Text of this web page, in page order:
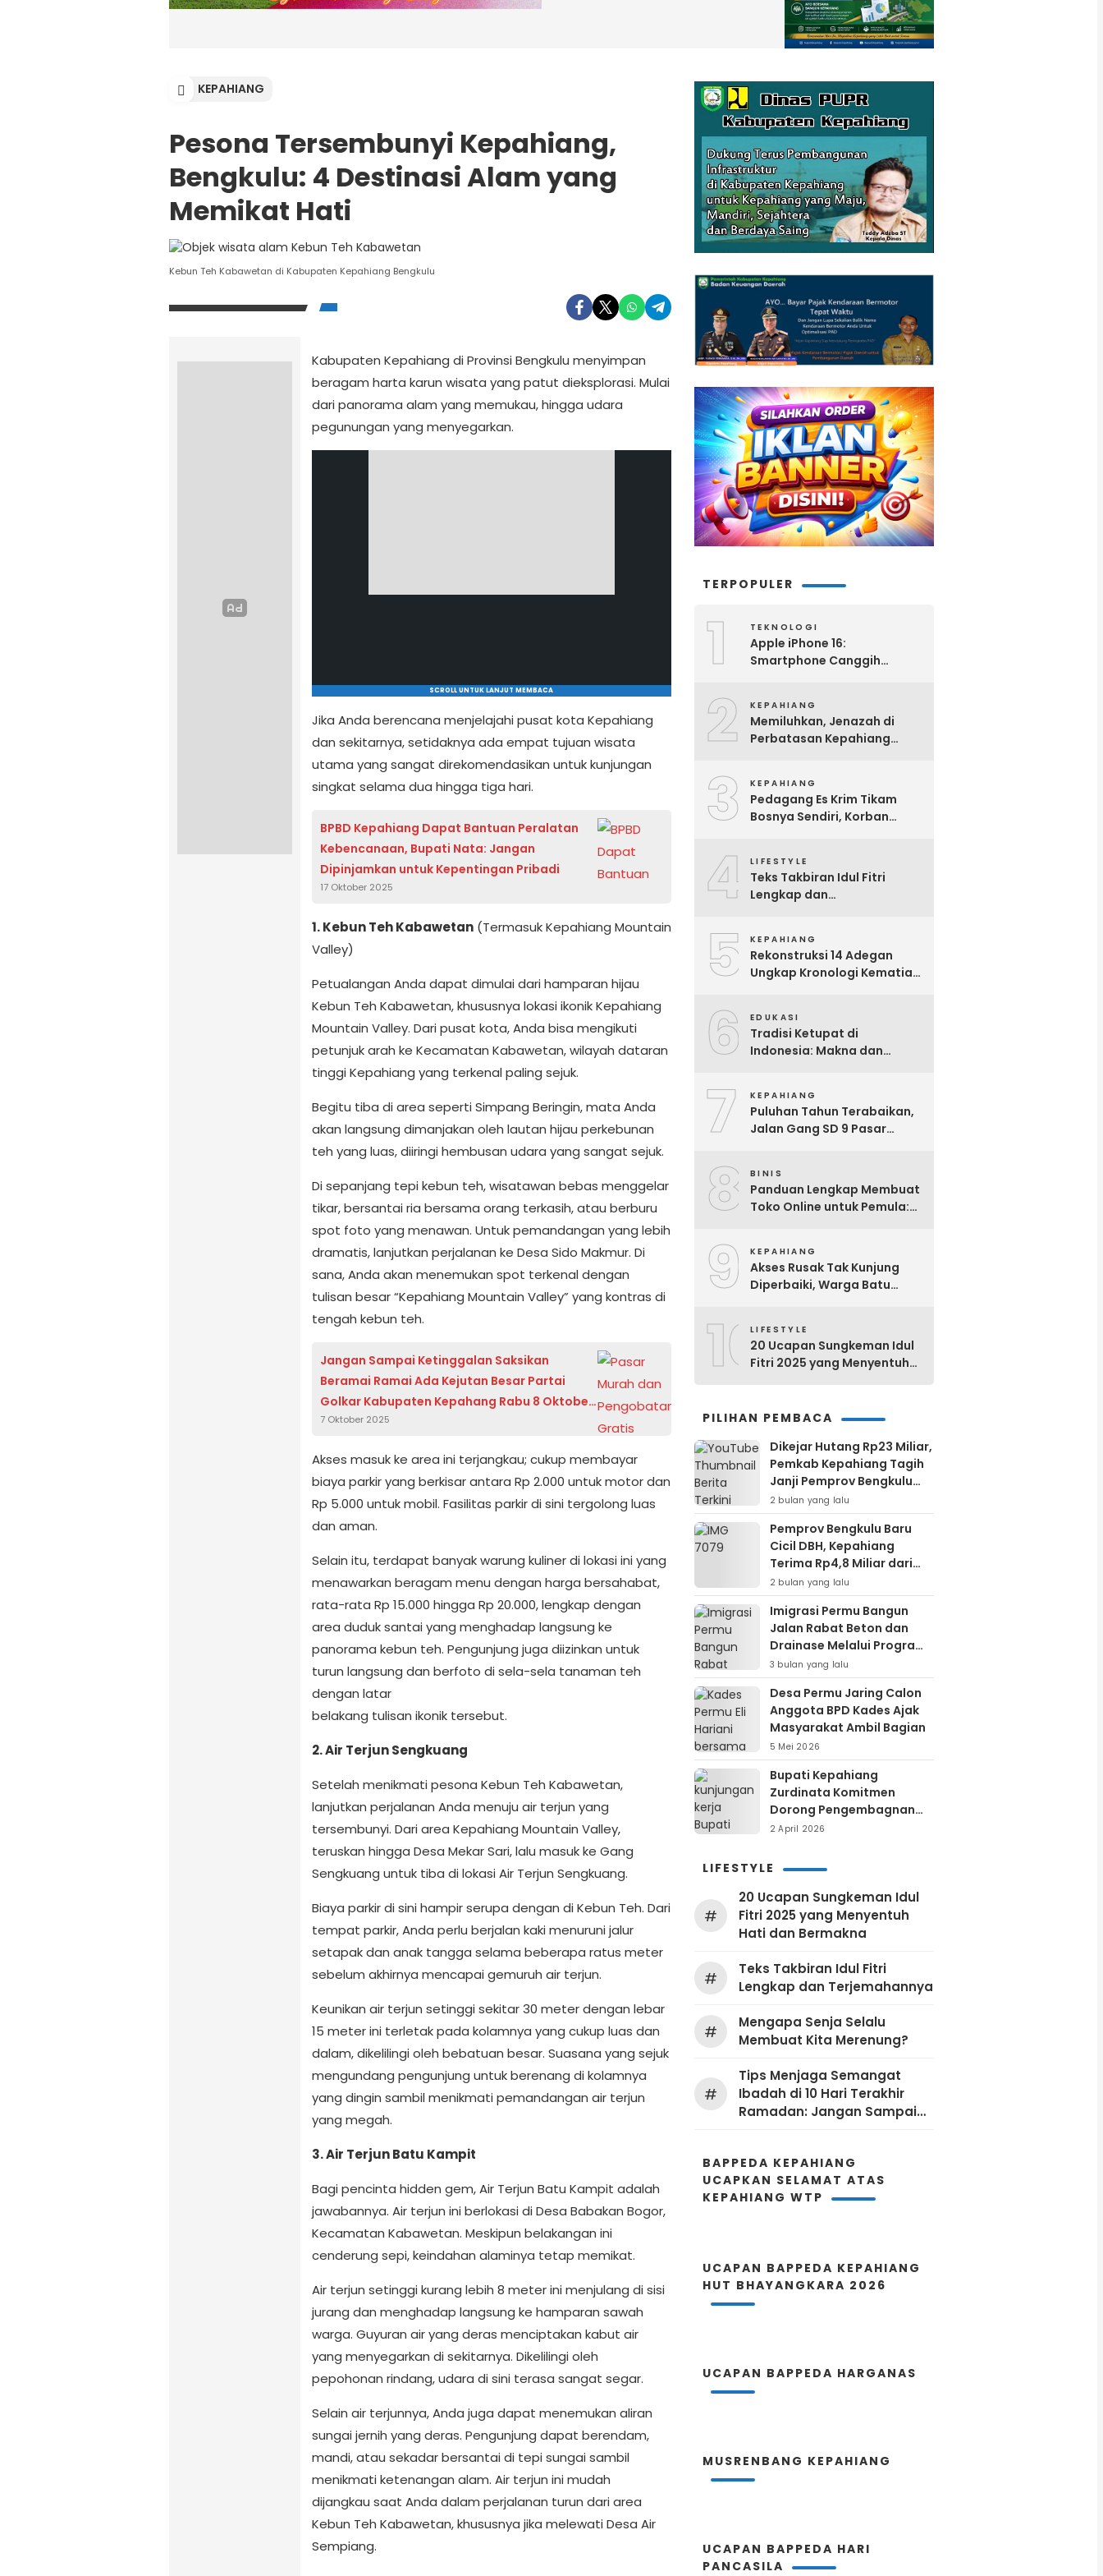
KEPAHIANG
Pesona Tersembunyi Kepahiang,
Bengkulu: 4 Destinasi Alam yang
Memikat Hati
Kebun Teh Kabawetan di Kabupaten Kepahiang Bengkulu
Kabupaten Kepahiang di Provinsi Bengkulu menyimpan
beragam harta karun wisata yang patut dieksplorasi. Mulai
dari panorama alam yang memukau, hingga udara
pegunungan yang menyegarkan.
SCROLL UNTUK LANJUT MEMBACA
Jika Anda berencana menjelajahi pusat kota Kepahiang
dan sekitarnya, setidaknya ada empat tujuan wisata
utama yang sangat direkomendasikan untuk kunjungan
singkat selama dua hingga tiga hari.
BPBD Kepahiang Dapat Bantuan Peralatan
Kebencanaan, Bupati Nata: Jangan
Dipinjamkan untuk Kepentingan Pribadi
17 Oktober 2025
1. Kebun Teh Kabawetan (Termasuk Kepahiang Mountain
Valley)
Petualangan Anda dapat dimulai dari hamparan hijau
Kebun Teh Kabawetan, khususnya lokasi ikonik Kepahiang
Mountain Valley. Dari pusat kota, Anda bisa mengikuti
petunjuk arah ke Kecamatan Kabawetan, wilayah dataran
tinggi Kepahiang yang terkenal paling sejuk.
Begitu tiba di area seperti Simpang Beringin, mata Anda
akan langsung dimanjakan oleh lautan hijau perkebunan
teh yang luas, diiringi hembusan udara yang sangat sejuk.
Di sepanjang tepi kebun teh, wisatawan bebas menggelar
tikar, bersantai ria bersama orang terkasih, atau berburu
spot foto yang menawan. Untuk pemandangan yang lebih
dramatis, lanjutkan perjalanan ke Desa Sido Makmur. Di
sana, Anda akan menemukan spot terkenal dengan
tulisan besar “Kepahiang Mountain Valley” yang kontras di
tengah kebun teh.
Jangan Sampai Ketinggalan Saksikan
Beramai Ramai Ada Kejutan Besar Partai
Golkar Kabupaten Kepahang Rabu 8 Oktober
2025
7 Oktober 2025
Akses masuk ke area ini terjangkau; cukup membayar
biaya parkir yang berkisar antara Rp 2.000 untuk motor dan
Rp 5.000 untuk mobil. Fasilitas parkir di sini tergolong luas
dan aman.
Selain itu, terdapat banyak warung kuliner di lokasi ini yang
menawarkan beragam menu dengan harga bersahabat,
rata-rata Rp 15.000 hingga Rp 20.000, lengkap dengan
area duduk santai yang menghadap langsung ke
panorama kebun teh. Pengunjung juga diizinkan untuk
turun langsung dan berfoto di sela-sela tanaman teh
dengan latar
belakang tulisan ikonik tersebut.
2. Air Terjun Sengkuang
Setelah menikmati pesona Kebun Teh Kabawetan,
lanjutkan perjalanan Anda menuju air terjun yang
tersembunyi. Dari area Kepahiang Mountain Valley,
teruskan hingga Desa Mekar Sari, lalu masuk ke Gang
Sengkuang untuk tiba di lokasi Air Terjun Sengkuang.
Biaya parkir di sini hampir serupa dengan di Kebun Teh. Dari
tempat parkir, Anda perlu berjalan kaki menuruni jalur
setapak dan anak tangga selama beberapa ratus meter
sebelum akhirnya mencapai gemuruh air terjun.
Keunikan air terjun setinggi sekitar 30 meter dengan lebar
15 meter ini terletak pada kolamnya yang cukup luas dan
dalam, dikelilingi oleh bebatuan besar. Suasana yang sejuk
mengundang pengunjung untuk berenang di kolamnya
yang dingin sambil menikmati pemandangan air terjun
yang megah.
3. Air Terjun Batu Kampit
Bagi pencinta hidden gem, Air Terjun Batu Kampit adalah
jawabannya. Air terjun ini berlokasi di Desa Babakan Bogor,
Kecamatan Kabawetan. Meskipun belakangan ini
cenderung sepi, keindahan alaminya tetap memikat.
Air terjun setinggi kurang lebih 8 meter ini menjulang di sisi
jurang dan menghadap langsung ke hamparan sawah
warga. Guyuran air yang deras menciptakan kabut air
yang menyegarkan di sekitarnya. Dikelilingi oleh
pepohonan rindang, udara di sini terasa sangat segar.
Selain air terjunnya, Anda juga dapat menemukan aliran
sungai jernih yang deras. Pengunjung dapat berendam,
mandi, atau sekadar bersantai di tepi sungai sambil
menikmati ketenangan alam. Air terjun ini mudah
dijangkau saat Anda dalam perjalanan turun dari area
Kebun Teh Kabawetan, khususnya jika melewati Desa Air
Sempiang.
TERPOPULER
1 TEKNOLOGI
Apple iPhone 16:
Smartphone Canggih
2 KEPAHIANG
Memiluhkan, Jenazah di
Perbatasan Kepahiang
3 KEPAHIANG
Pedagang Es Krim Tikam
Bosnya Sendiri, Korban
4 LIFESTYLE
Teks Takbiran Idul Fitri
Lengkap dan
5 KEPAHIANG
Rekonstruksi 14 Adegan
Ungkap Kronologi Kematian
6 EDUKASI
Tradisi Ketupat di
Indonesia: Makna dan
7 KEPAHIANG
Puluhan Tahun Terabaikan,
Jalan Gang SD 9 Pasar
8 BINIS
Panduan Lengkap Membuat
Toko Online untuk Pemula:
9 KEPAHIANG
Akses Rusak Tak Kunjung
Diperbaiki, Warga Batu
10LIFESTYLE
20 Ucapan Sungkeman Idul
Fitri 2025 yang Menyentuh
PILIHAN PEMBACA
Dikejar Hutang Rp23 Miliar,
Pemkab Kepahiang Tagih
Janji Pemprov Bengkulu
Cairkan DBH
2 bulan yang lalu
Pemprov Bengkulu Baru
Cicil DBH, Kepahiang
Terima Rp4,8 Miliar dari
Piutang Rp24 Miliar
2 bulan yang lalu
Imigrasi Permu Bangun
Jalan Rabat Beton dan
Drainase Melalui Program
Padat Karya Tunai
3 bulan yang lalu
Desa Permu Jaring Calon
Anggota BPD Kades Ajak
Masyarakat Ambil Bagian
5 Mei 2026
Bupati Kepahiang
Zurdinata Komitmen
Dorong Pengembagnan
Energi Terbarukan,
PLN Pusat
2 April 2026
LIFESTYLE
#
20 Ucapan Sungkeman Idul
Fitri 2025 yang Menyentuh
Hati dan Bermakna
#
Teks Takbiran Idul Fitri
Lengkap dan Terjemahannya
#
Mengapa Senja Selalu
Membuat Kita Merenung?
#
Tips Menjaga Semangat
Ibadah di 10 Hari Terakhir
Ramadan: Jangan Sampai
BAPPEDA KEPAHIANG
UCAPKAN SELAMAT ATAS
KEPAHIANG WTP
UCAPAN BAPPEDA KEPAHIANG
HUT BHAYANGKARA 2026
UCAPAN BAPPEDA HARGANAS
MUSRENBANG KEPAHIANG
UCAPAN BAPPEDA HARI
PANCASILA